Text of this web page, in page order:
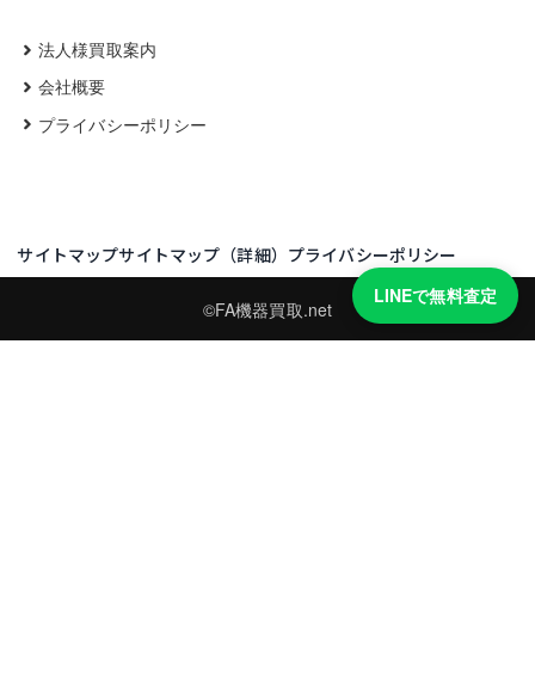
法人様買取案内
会社概要
プライバシーポリシー
サイトマップサイトマップ（詳細） プライバシーポリシー
©FA機器買取.net
LINEで無料査定